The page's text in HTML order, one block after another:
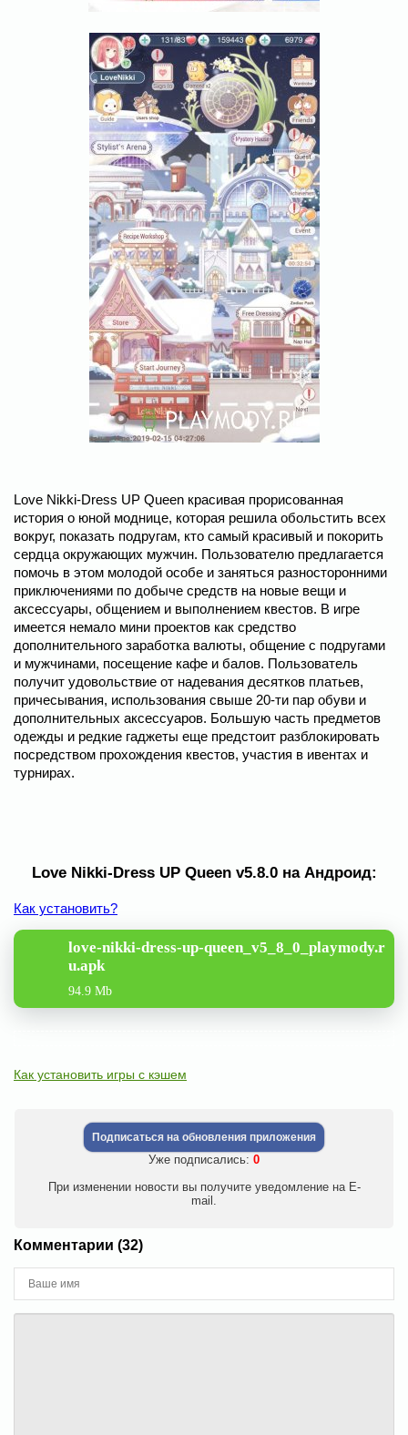
Love Nikki-Dress UP Queen красивая прорисованная
история о юной моднице, которая решила обольстить всех
вокруг, показать подругам, кто самый красивый и покорить
сердца окружающих мужчин. Пользователю предлагается
помочь в этом молодой особе и заняться разносторонними
приключениями по добыче средств на новые вещи и
аксессуары, общением и выполнением квестов. В игре
имеется немало мини проектов как средство
дополнительного заработка валюты, общение с подругами
и мужчинами, посещение кафе и балов. Пользователь
получит удовольствие от надевания десятков платьев,
причесывания, использования свыше 20-ти пар обуви и
дополнительных аксессуаров. Большую часть предметов
одежды и редкие гаджеты еще предстоит разблокировать
посредством прохождения квестов, участия в ивентах и
турнирах.
Love Nikki-Dress UP Queen v5.8.0 на Андроид:
Как установить?
love-nikki-dress-up-queen_v5_8_0_playmody.r
u.apk
94.9 Mb
Как установить игры с кэшем
Подписаться на обновления приложения
Уже подписались: 0
При изменении новости вы получите уведомление на E-
mail.
Комментарии (32)